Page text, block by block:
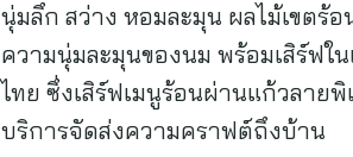
นุ่มลึก สว่าง หอมละมุน ผลไม้เขต
ความนุ่มละมุนของนม พร้อมเสิร์ฟใน
ไทย ซึ่งเสิร์ฟเมนูร้อนผ่านแก้วลาย
บริการจัดส่งความคราฟต์ถึงบ้าน